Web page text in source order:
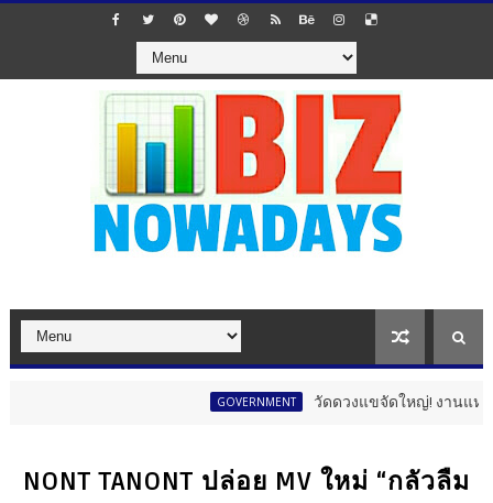
GOVERNMENT วัดดวงแขจัดใหญ่! งานแห่เทียนพ
NONT TANONT ปล่อย MV ใหม่ “กลัวลืม